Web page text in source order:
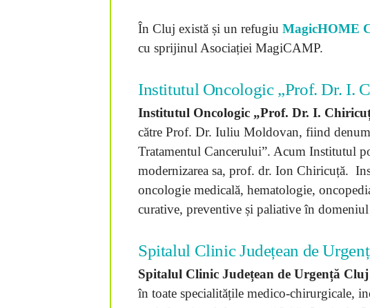
În Cluj există și un refugiu MagicHOME
cu sprijinul Asociației MagiCAMP.
Institutul Oncologic „Prof. Dr. I.
Institutul Oncologic „Prof. Dr. I.
către Prof. Dr. Iuliu Moldovan, fiind
Tratamentul Cancerului”. Acum Institutul
modernizarea sa, prof. dr. Ion Chiricuță.
oncologie medicală, hematologie,
curative, preventive și paliative în
Spitalul Clinic Județean de
Spitalul Clinic Județean de Urgență Cluj
în toate specialitățile medico-chirurgicale,